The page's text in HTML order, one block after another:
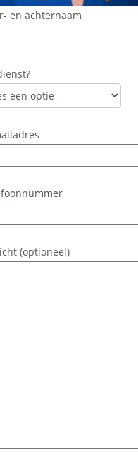
en achternaam
(optioneel)